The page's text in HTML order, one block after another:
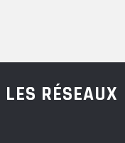
RÉSEAUX